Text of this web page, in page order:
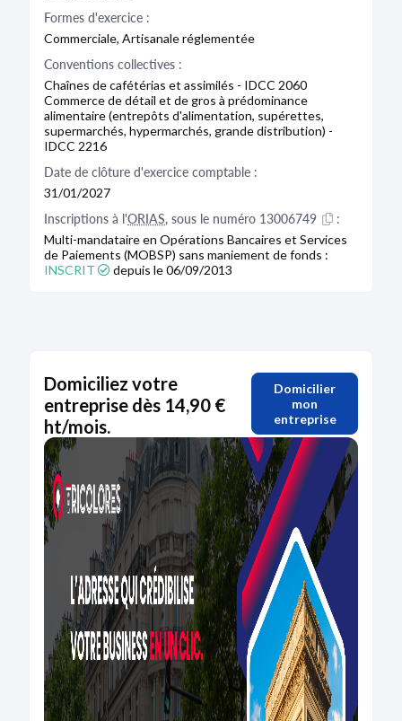
Formes d'exercice :
Commerciale, Artisanale réglementée
Conventions collectives :
Chaînes de cafétérias et assimilés - IDCC 2060
Commerce de détail et de gros à prédominance
alimentaire (entrepôts d'alimentation, supérettes,
supermarchés, hypermarchés, grande distribution) -
IDCC 2216
Date de clôture d'exercice comptable :
31/01/2027
Inscriptions à l'ORIAS, sous le numéro 13006749
:
Multi-mandataire en Opérations Bancaires et Services
de Paiements (MOBSP) sans maniement de fonds :
INSCRIT
depuis le 06/09/2013
Domiciliez votre
entreprise dès 14,90 €
ht/mois.
Domicilier
mon
entreprise